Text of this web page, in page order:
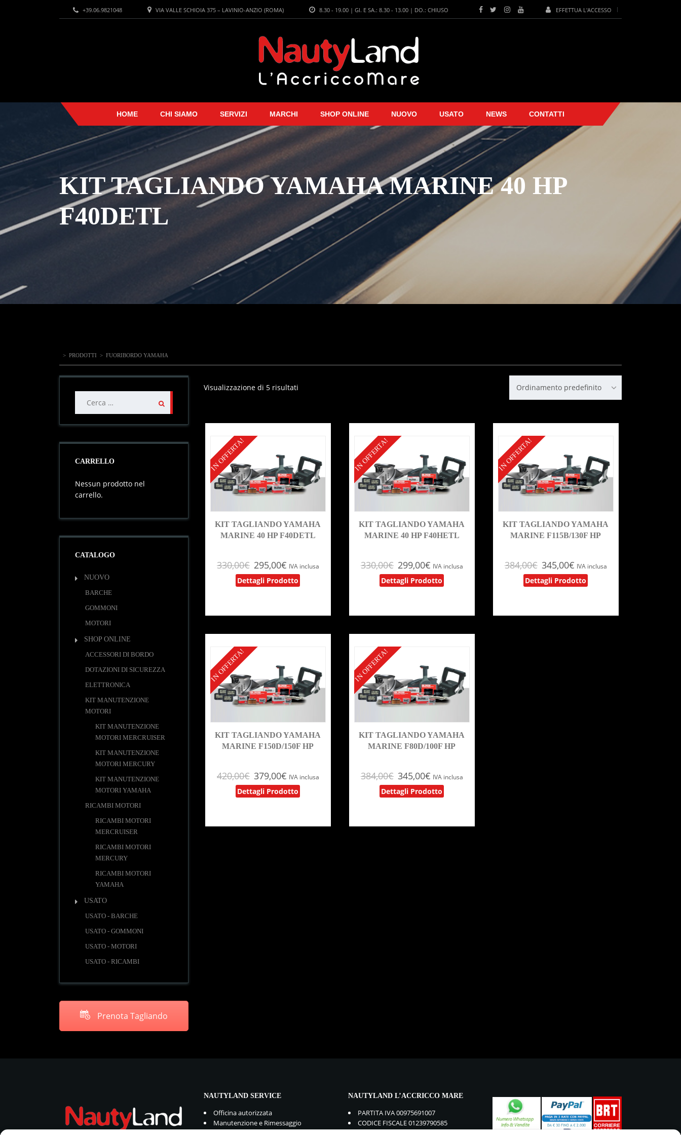
EFFETTUA L'ACCESSO
8.30 - 19.00 | GI. E SA.: 8.30 - 13.00 | DO.: CHIUSO
VIA VALLE SCHIOIA 375 – LAVINIO-ANZIO (ROMA)
+39.06.9821048
HOME CHI SIAMO SERVIZI MARCHI SHOP ONLINE NUOVO USATO NEWS CONTATTI
KIT TAGLIANDO YAMAHA MARINE 40 HP
F40DETL
> PRODOTTI > FUORIBORDO YAMAHA
Visualizzazione di 5 risultati Ordinamento predefinito
IN OFFERTA!
KIT TAGLIANDO YAMAHA
MARINE 40 HP F40DETL
330,00€ 295,00€ IVA inclusa
Dettagli Prodotto
IN OFFERTA!
KIT TAGLIANDO YAMAHA
MARINE 40 HP F40HETL
330,00€ 299,00€ IVA inclusa
Dettagli Prodotto
IN OFFERTA!
KIT TAGLIANDO YAMAHA
MARINE F115B/130F HP
384,00€ 345,00€ IVA inclusa
Dettagli Prodotto
IN OFFERTA!
KIT TAGLIANDO YAMAHA
MARINE F150D/150F HP
420,00€ 379,00€ IVA inclusa
Dettagli Prodotto
IN OFFERTA!
KIT TAGLIANDO YAMAHA
MARINE F80D/100F HP
384,00€ 345,00€ IVA inclusa
Dettagli Prodotto
per:
CARRELLO
Nessun prodotto nel
carrello.
CATALOGO
NUOVO
BARCHE
GOMMONI
MOTORI
SHOP ONLINE
ACCESSORI DI BORDO
DOTAZIONI DI SICUREZZA
ELETTRONICA
KIT MANUTENZIONE
MOTORI
KIT MANUTENZIONE
MOTORI MERCRUISER
KIT MANUTENZIONE
MOTORI MERCURY
KIT MANUTENZIONE
MOTORI YAMAHA
RICAMBI MOTORI
RICAMBI MOTORI
MERCRUISER
RICAMBI MOTORI
MERCURY
RICAMBI MOTORI
YAMAHA
USATO
USATO - BARCHE
USATO - GOMMONI
USATO - MOTORI
USATO - RICAMBI
Prenota Tagliando
NAUTYLAND SERVICE
Officina autorizzata
Manutenzione e Rimessaggio
NAUTYLAND L’ACCRICCO MARE
PARTITA IVA 00975691007
CODICE FISCALE 01239790585